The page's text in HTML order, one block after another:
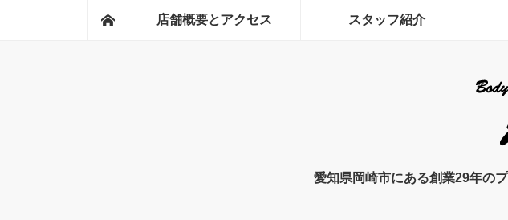
ホーム店舗概要とアクセス スタッフ紹介
愛知県岡崎市にある創業29年の